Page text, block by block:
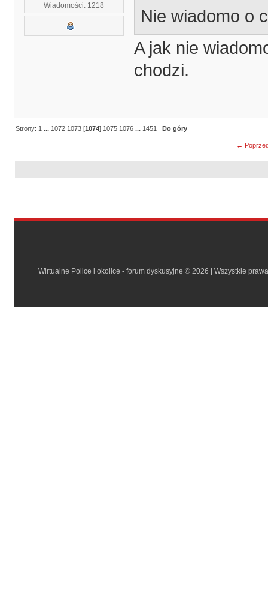
Wiadomości: 1218
Nie wiadomo o
A jak nie
chodzi.
Strony: 1 ... 1072 1073 [1074] 1075 1076 ... 1451 Do góry
←
Wirtualne Police i okolice - forum dyskusyjne © 2026 | Wszystkie